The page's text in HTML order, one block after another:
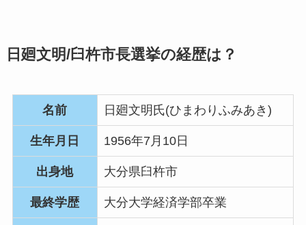
日廻文明/臼杵市長選挙の経歴は？
名前 日廻文明氏(ひまわりふみあき)
生年月日 1956年7月10日
出身地 大分県臼杵市
最終学歴 大分大学経済学部卒業